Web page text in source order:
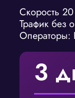
Скорость
Трафик без
Операторы:
3